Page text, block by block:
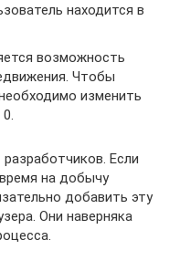
находится в
возможность
Чтобы
изменить
Если
на добычу
добавить эту
Они наверняка